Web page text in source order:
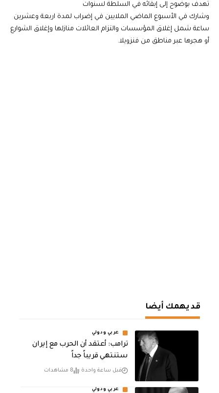
تهدف بوضوح إلى إبقائه في السلطة لسنوات
وشارك في الأسبوع الماضي الملايين في إضراب لمدة اربعة وعشرين
ساعة شمل إغلاق المؤسسات والتزام العائلات منازلها وإغلاق الشوارع
أو هجرها عبر مناطق من فنزويلا.
قد يهمك أيضا
عربي ودولي
‏ترامب: أعتقد أن الحرب مع إيران
ستنتهي قريباً جداً
قبل ساعة واحدة 8 مشاهدات
عربي ودولي